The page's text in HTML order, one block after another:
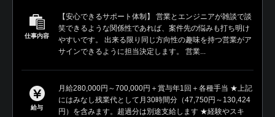
仕事内容
【安心できるサポート体制】 営業とエンジニアが雑談で談
笑できるような関係性であれば、案件先の悩みも打ち明け
やすいです。 出来る限り同じ方向性の趣味を持つ営業がア
サインできるように担当決定します。 営業...
給与
月給280,000円～700,000円＋賞与年1回＋各種手当 ★上記
にはみなし残業代として月30時間分（47,750円～130,424
円）を含みます。超過分は別途支給します ★経験やスキ